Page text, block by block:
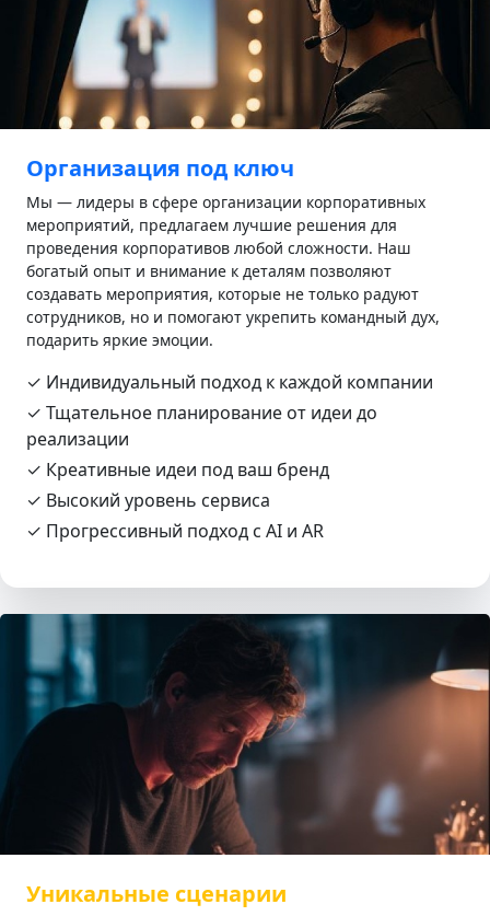
Организация под ключ
Мы — лидеры в сфере организации корпоративных
мероприятий, предлагаем лучшие решения для
проведения корпоративов любой сложности. Наш
богатый опыт и внимание к деталям позволяют
создавать мероприятия, которые не только радуют
сотрудников, но и помогают укрепить командный дух,
подарить яркие эмоции.
✓ Индивидуальный подход к каждой компании
✓ Тщательное планирование от идеи до
реализации
✓ Креативные идеи под ваш бренд
✓ Высокий уровень сервиса
✓ Прогрессивный подход с AI и AR
Уникальные сценарии